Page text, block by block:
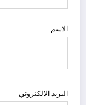
الاسم
البريد الالكتروني